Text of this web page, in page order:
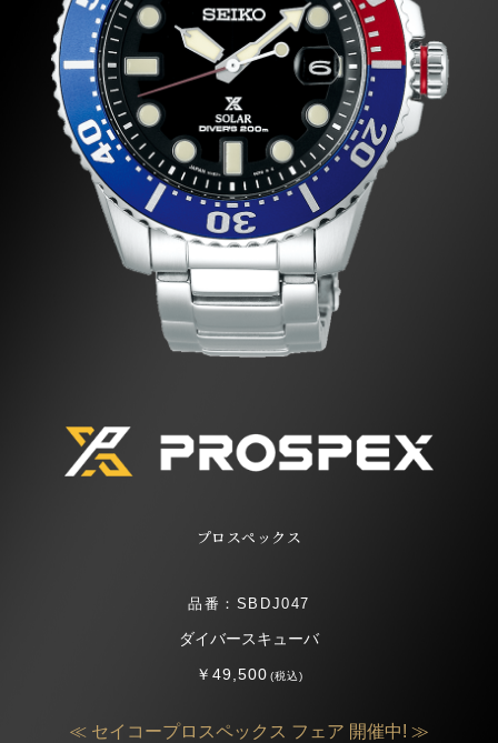
プロスペックス
品番：SBDJ047
ダイバースキューバ
￥49,500(税込)
≪ セイコープロスペックス フェア 開催中! ≫